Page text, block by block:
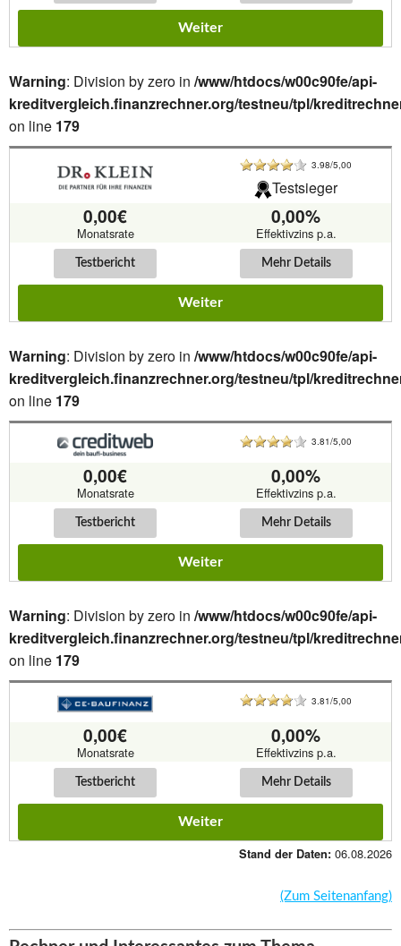
Weiter
Warning: Division by zero in /www/htdocs/w00c90fe/api-
kreditvergleich.finanzrechner.org/testneu/tpl/
on line 179
3.98/5,00
Testsieger
0,00€
Monatsrate
0,00%
Effektivzins p.a.
Testbericht Mehr Details
Weiter
Warning: Division by zero in /www/htdocs/w00c90fe/api-
kreditvergleich.finanzrechner.org/testneu/tpl/
on line 179
3.81/5,00
0,00€
Monatsrate
0,00%
Effektivzins p.a.
Testbericht Mehr Details
Weiter
Warning: Division by zero in /www/htdocs/w00c90fe/api-
kreditvergleich.finanzrechner.org/testneu/tpl/
on line 179
3.81/5,00
0,00€
Monatsrate
0,00%
Effektivzins p.a.
Testbericht Mehr Details
Weiter
Stand der Daten: 06.08.2026
(Zum Seitenanfang)